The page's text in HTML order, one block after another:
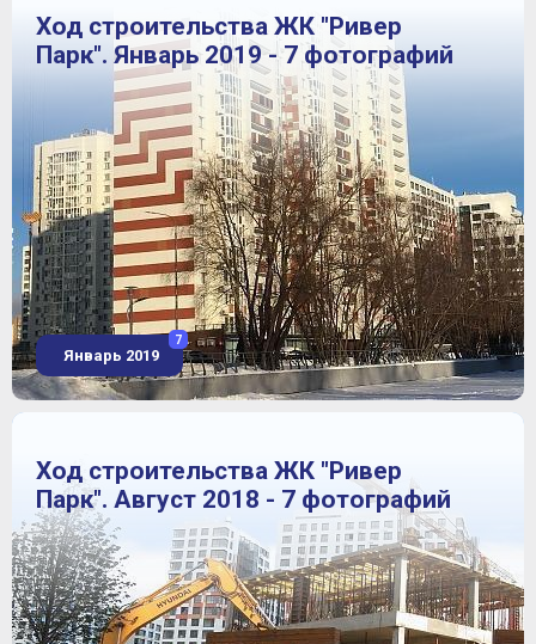
Ход строительства ЖК "Ривер
Парк". Январь 2019 - 7 фотографий
Январь 2019
7
Ход строительства ЖК "Ривер
Парк". Август 2018 - 7 фотографий